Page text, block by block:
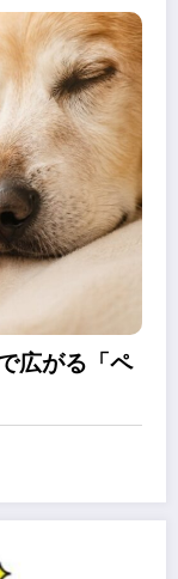
広がる「ペ